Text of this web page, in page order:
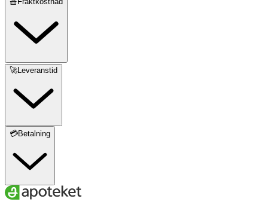
🚀Leveranstid
💳Betalning